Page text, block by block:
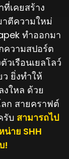
เคยสร้าง
าตีความใหม่
ทำออกมา
ความสปอร์ต
วเรือนเยลโลว์
ยิ่งทำให้
งใหล ด้วย
ก สายคราฟต์
รับ สามารถไป
าย SHH
!